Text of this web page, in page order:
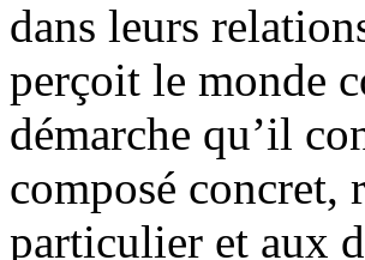
dans leurs
perçoit le monde
démarche qu’il
composé concret,
particulier et aux